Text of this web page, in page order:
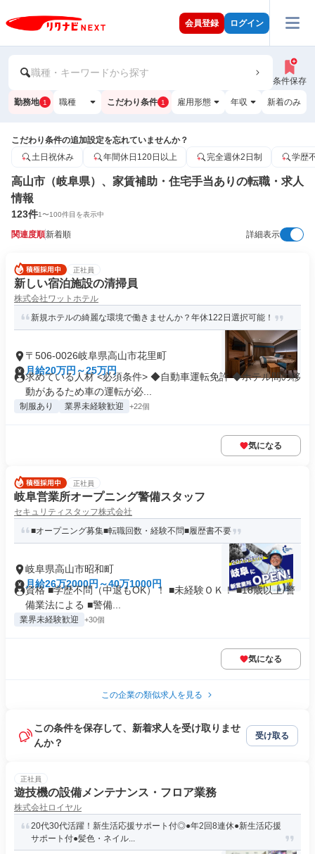
会員登録 ログイン
職種・キーワードから探す
条件保存
勤務地 1 職種 こだわり条件 1 雇用形態 年収 新着のみ
こだわり条件の追加設定を忘れていませんか？
土日祝休み
年間休日120日以上 完全週休2日制 学歴
高山市（岐阜県）、家賃補助・住宅手当ありの転職・求人
情報
123件1〜100件目を表示中
関連度順新着順 詳細表示
正社員
新しい宿泊施設の清掃員
株式会社ワットホテル
新規ホテルの綺麗な環境で働きませんか？年休122日選択可能！
〒506-0026岐阜県高山市花里町
月給20万円～25万円
求めている人材 <必須条件> ◆自動車運転免許 ◆ホテル間の移
動があるため車の運転が必...
制服あり 業界未経験歓迎 +22個
気になる
正社員
岐阜営業所オープニング警備スタッフ
セキュリティスタッフ株式会社
■オープニング募集■転職回数・経験不問■履歴書不要
岐阜県高山市昭和町
月給26万2000円～40万1000円
資格 ■学歴不問（中退もOK）！ ■未経験ＯＫ！ ■18歳以上/警
備業法による ■警備...
業界未経験歓迎 +30個
気になる
この企業の類似求人を見る
この条件を保存して、新着求人を受け取りませ
んか？
受け取る
正社員
遊技機の設備メンテナンス・フロア業務
株式会社ロイヤル
20代30代活躍！新生活応援サポート付◎●年2回8連休●新生活応援
サポート付●髪色・ネイル...